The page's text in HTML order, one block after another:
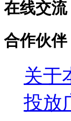
在线交流
合作伙伴
关于
投放